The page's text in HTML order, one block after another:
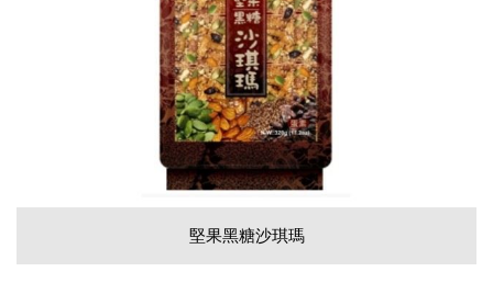
堅果黑糖沙琪瑪